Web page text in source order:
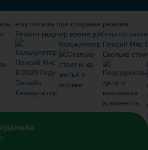
тему письма при отправке резюме
Ремонт квартир время работы по
Калькулятор Пенсий Мчс
Сколько